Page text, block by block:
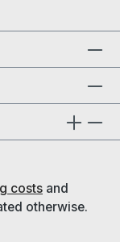
costs and
otherwise.